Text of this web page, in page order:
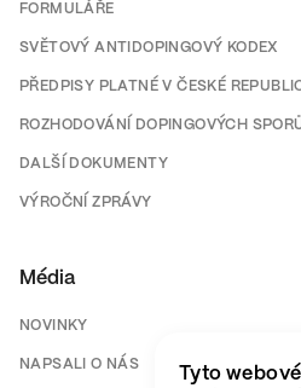
FORMULÁŘE
SVĚTOVÝ ANTIDOPINGOVÝ KODEX
PŘEDPISY PLATNÉ V ČESKÉ
ROZHODOVÁNÍ DOPINGOVÝCH
DALŠÍ DOKUMENTY
VÝROČNÍ ZPRÁVY
Média
NOVINKY
NAPSALI O NÁS
Tyto